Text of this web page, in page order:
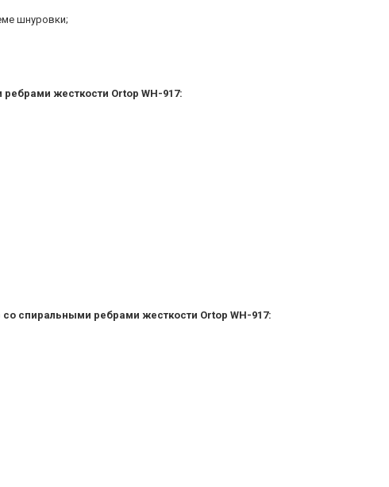
шнуровки;
жесткости Ortop WH-917:
со спиральными ребрами жесткости Ortop WH-917: